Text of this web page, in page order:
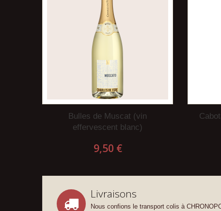
Bulles de Muscat (vin
effervescent blanc)
9,50 €
Livraisons
Nous confions le transport colis à